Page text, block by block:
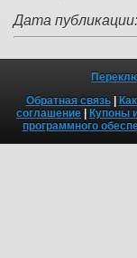
Дата
Обратная связь|
соглашение
Купоны
программного